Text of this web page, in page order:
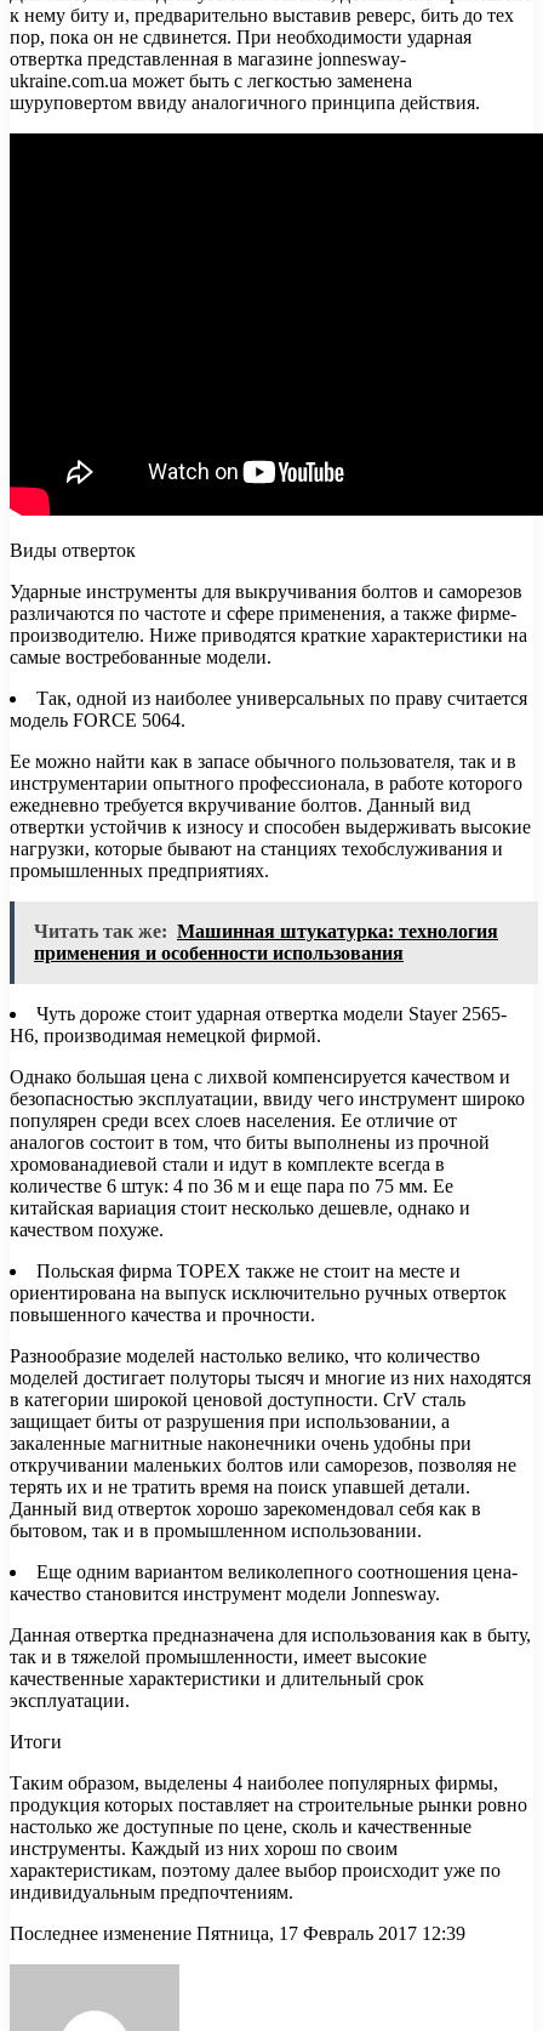
к нему биту и, предварительно выставив реверс, бить до тех
пор, пока он не сдвинется. При необходимости ударная
отвертка представленная в магазине jonnesway-
ukraine.com.ua может быть с легкостью заменена
шуруповертом ввиду аналогичного принципа действия.
Виды отверток
Ударные инструменты для выкручивания болтов и саморезов
различаются по частоте и сфере применения, а также фирме-
производителю. Ниже приводятся краткие характеристики на
самые востребованные модели.
Так, одной из наиболее универсальных по праву считается
модель FORCE 5064.
Ее можно найти как в запасе обычного пользователя, так и в
инструментарии опытного профессионала, в работе которого
ежедневно требуется вкручивание болтов. Данный вид
отвертки устойчив к износу и способен выдерживать высокие
нагрузки, которые бывают на станциях техобслуживания и
промышленных предприятиях.
Читать так же: Машинная штукатурка: технология
применения и особенности использования
Чуть дороже стоит ударная отвертка модели Stаyer 2565-
H6, производимая немецкой фирмой.
Однако большая цена с лихвой компенсируется качеством и
безопасностью эксплуатации, ввиду чего инструмент широко
популярен среди всех слоев населения. Ее отличие от
аналогов состоит в том, что биты выполнены из прочной
хромованадиевой стали и идут в комплекте всегда в
количестве 6 штук: 4 по 36 м и еще пара по 75 мм. Ее
китайская вариация стоит несколько дешевле, однако и
качеством похуже.
Польская фирма TOPEX также не стоит на месте и
ориентирована на выпуск исключительно ручных отверток
повышенного качества и прочности.
Разнообразие моделей настолько велико, что количество
моделей достигает полуторы тысяч и многие из них находятся
в категории широкой ценовой доступности. CrV сталь
защищает биты от разрушения при использовании, а
закаленные магнитные наконечники очень удобны при
откручивании маленьких болтов или саморезов, позволяя не
терять их и не тратить время на поиск упавшей детали.
Данный вид отверток хорошо зарекомендовал себя как в
бытовом, так и в промышленном использовании.
Еще одним вариантом великолепного соотношения цена-
качество становится инструмент модели Jonnesway.
Данная отвертка предназначена для использования как в быту,
так и в тяжелой промышленности, имеет высокие
качественные характеристики и длительный срок
эксплуатации.
Итоги
Таким образом, выделены 4 наиболее популярных фирмы,
продукция которых поставляет на строительные рынки ровно
настолько же доступные по цене, сколь и качественные
инструменты. Каждый из них хорош по своим
характеристикам, поэтому далее выбор происходит уже по
индивидуальным предпочтениям.
Последнее изменение Пятница, 17 Февраль 2017 12:39